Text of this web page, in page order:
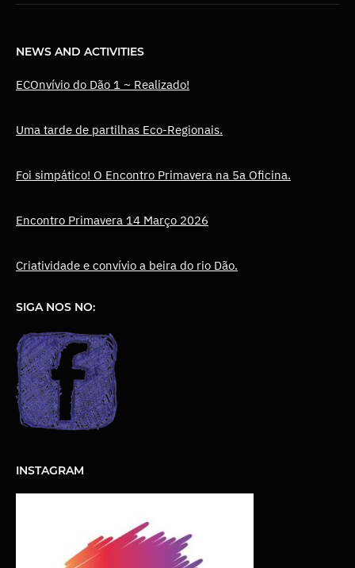
NEWS AND ACTIVITIES
ECOnvívio do Dão 1 ~ Realizado!
Uma tarde de partilhas Eco-Regionais.
Foi simpático! O Encontro Primavera na 5a Oficina.
Encontro Primavera 14 Março 2026
Criatividade e convívio a beira do rio Dão.
SIGA NOS NO:
INSTAGRAM